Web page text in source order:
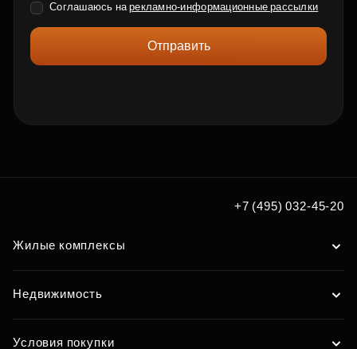
Соглашаюсь нарекламно-информационные рассылки
Отправить
+7 (495) 032-45-20
Жилые комплексы
Недвижимость
Условия покупки